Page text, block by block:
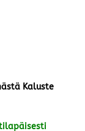
Kaluste